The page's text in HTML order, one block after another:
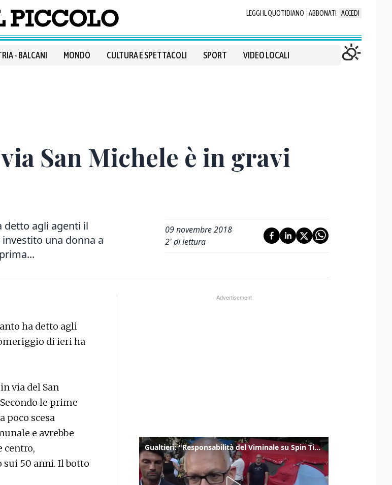
LEGGI IL QUOTIDIANO ABBONATI ACCEDI
- BALCANI MONDO CULTURA E SPETTACOLI SPORT VIDEO LOCALI
San Michele è in gravi
detto agli agenti il
una donna a
09 novembre 2018
2' di lettura
ha detto agli
di ieri ha
via del San
le prime
poco scesa
e avrebbe
centro,
sui 50 anni. Il botto
Gualtieri: "Responsabilità del Viminale su Spin Time? La posizione dei partiti è nota"